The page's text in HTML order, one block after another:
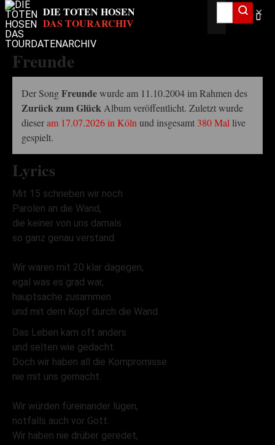
✕
Freunde
Der SongFreundewurde am 11.10.2004 im Rahmen des
Zurück zum Glück Album veröffentlicht. Zuletzt wurde
dieseram 17.07.2026 in Köln und insgesamt 380 Mal live
gespielt.
Lyrics
Mit 15 schrieben wir noch
Parolen an die Wand,
die keiner von uns damals
so ganz genau verstand.
Wir waren mit 20 klar dagegen,
egal was es grad war,
hauptsache zusammen
und mit dem Kopf durch die Wand.
Das Leben kam oft anders
und selten wie gedacht.
Doch wir haben all die Kompromisse
nie mit uns gemacht.
Wir würden füreinander lügen,
notfalls auch vor Gott.
Wir haben nie drüber geredet,